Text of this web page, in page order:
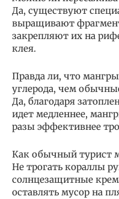
Да, существуют
выращивают
закрепляют их на
клея.
Правда ли, что
углерода, чем
Да, благодаря
идет медленнее,
разы эффективнее
Как обычный турист
Не трогать кораллы
солнцезащитные
оставлять мусор на